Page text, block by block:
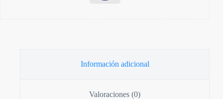
Información adicional
Valoraciones (0)